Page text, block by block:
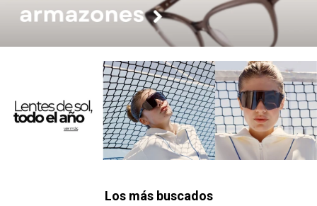
Los más buscados